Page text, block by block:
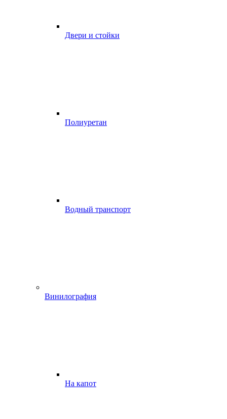
Двери и стойки
Полиуретан
Водный транспорт
Винилография
На капот